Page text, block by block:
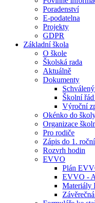
Poradenství
E-podatelna
Projekty
GDPR
Základní škola
O škole
Školská rada
Aktuálně
Dokumenty
Školní
Výroční
Okénko do
Organizace
Pro rodiče
Zápis do 1.
Rozvrh hodin
EVVO
Plán
EVVO -
Materiály